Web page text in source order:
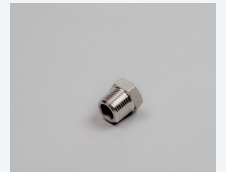
Service
Underhållstips
Kontakt